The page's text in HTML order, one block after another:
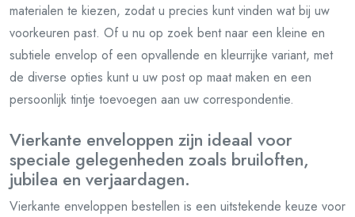
materialen te kiezen, zodat u precies kunt vinden wat bij uw
voorkeuren past. Of u nu op zoek bent naar een kleine en
subtiele envelop of een opvallende en kleurrijke variant, met
de diverse opties kunt u uw post op maat maken en een
persoonlijk tintje toevoegen aan uw correspondentie.
Vierkante enveloppen zijn ideaal voor
speciale gelegenheden zoals bruiloften,
jubilea en verjaardagen.
Vierkante enveloppen bestellen is een uitstekende keuze voor